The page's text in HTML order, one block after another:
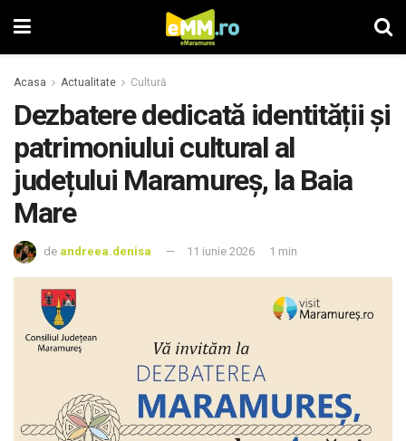
Acasa Actualitate Cultură
Dezbatere dedicată identității și
patrimoniului cultural al
județului Maramureș, la Baia
Mare
de andreea.denisa 11 iunie 2026 1 min